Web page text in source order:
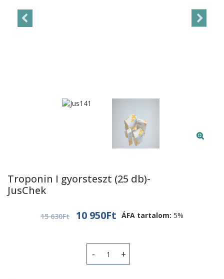
Troponin I gyorsteszt (25 db)-
JusChek
15 630Ft
Original
was:
10 950Ft Current
is:
10
ÁFA tartalom: 5%
Troponin I gyorsteszt (25 db)-